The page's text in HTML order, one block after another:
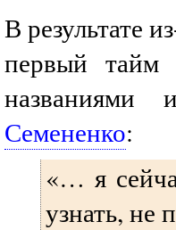
В результате
первый тайм
Семененко:
«… я
узнать, не